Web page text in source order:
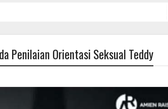
Penilaian Orientasi Seksual Teddy